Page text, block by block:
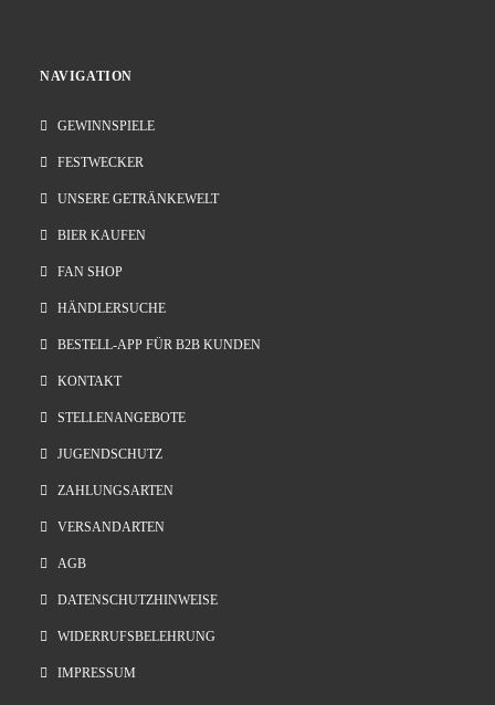
NAVIGATION
GEWINNSPIELE
FESTWECKER
UNSERE GETRÄNKEWELT
BIER KAUFEN
FAN SHOP
HÄNDLERSUCHE
BESTELL-APP FÜR B2B KUNDEN
KONTAKT
STELLENANGEBOTE
JUGENDSCHUTZ
ZAHLUNGSARTEN
VERSANDARTEN
AGB
DATENSCHUTZHINWEISE
WIDERRUFSBELEHRUNG
IMPRESSUM